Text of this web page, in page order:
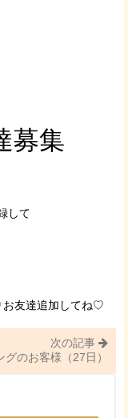
募集
して
お友達追加してね♡
次の記事
グのお客様（27日）